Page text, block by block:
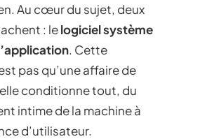
Au cœur du sujet, deux
: lelogiciel système
. Cette
pas qu’une affaire de
conditionne tout, du
intime de la machine à
d’utilisateur.